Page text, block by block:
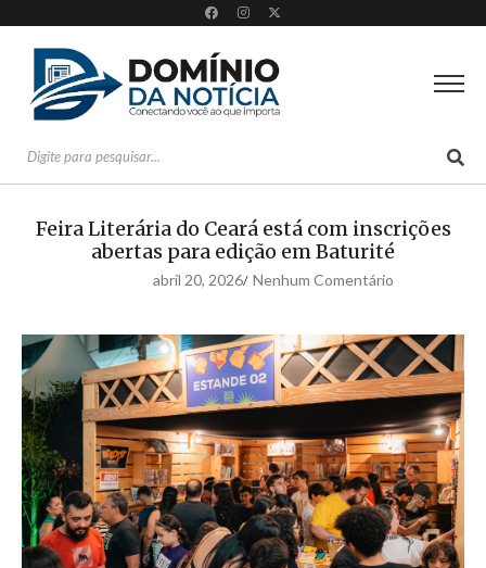
Feira Literária do Ceará está com inscrições
abertas para edição em Baturité
abril 20, 2026/ Nenhum Comentário